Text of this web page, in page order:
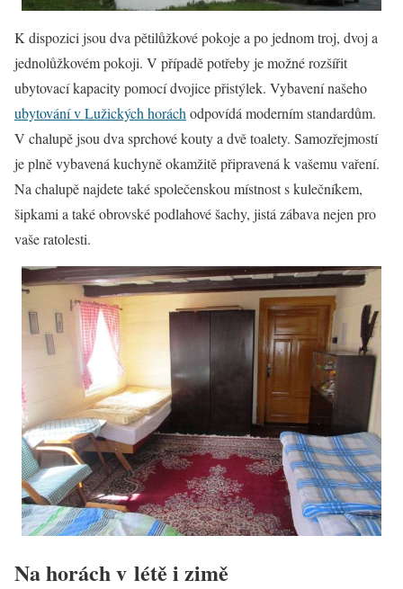
K dispozici jsou dva pětilůžkové pokoje a po jednom troj, dvoj a
jednolůžkovém pokoji. V případě potřeby je možné rozšířit
ubytovací kapacity pomocí dvojice přistýlek. Vybavení našeho
ubytování v Lužických horách odpovídá moderním standardům.
V chalupě jsou dva sprchové kouty a dvě toalety. Samozřejmostí
je plně vybavená kuchyně okamžitě připravená k vašemu vaření.
Na chalupě najdete také společenskou místnost s kulečníkem,
šipkami a také obrovské podlahové šachy, jistá zábava nejen pro
vaše ratolesti.
Na horách v létě i zimě